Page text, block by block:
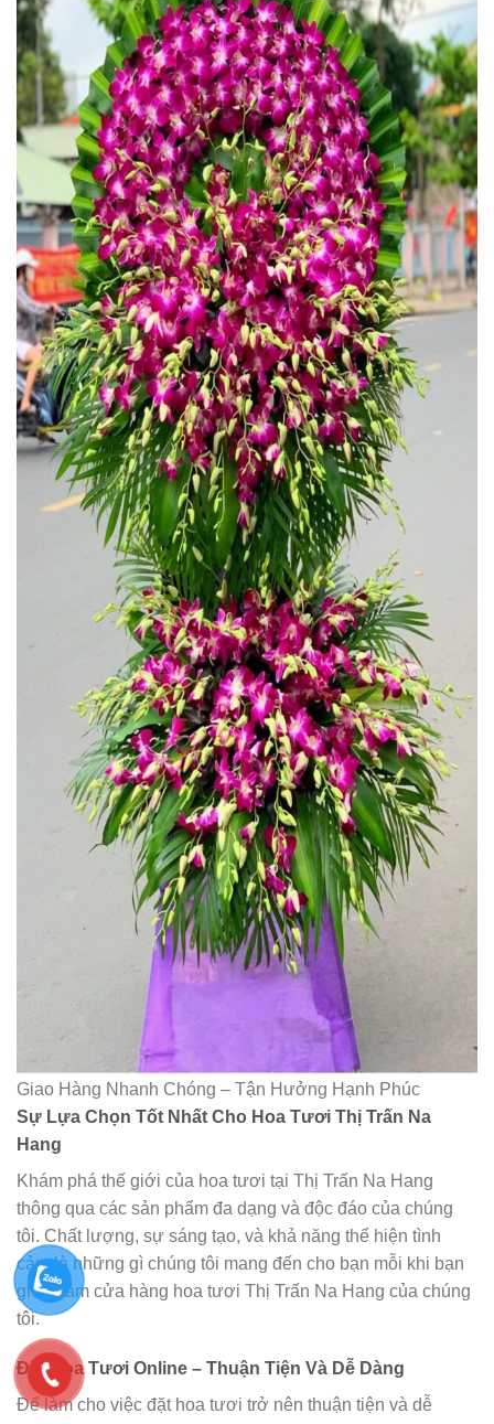
Giao Hàng Nhanh Chóng – Tận Hưởng Hạnh Phúc
Sự Lựa Chọn Tốt Nhất Cho Hoa Tươi Thị Trấn Na
Hang
Khám phá thế giới của hoa tươi tại Thị Trấn Na Hang
thông qua các sản phẩm đa dạng và độc đáo của chúng
tôi. Chất lượng, sự sáng tạo, và khả năng thể hiện tình
cảm là những gì chúng tôi mang đến cho bạn mỗi khi bạn
ghé thăm cửa hàng hoa tươi Thị Trấn Na Hang của chúng
tôi.
Đặt Hoa Tươi Online – Thuận Tiện Và Dễ Dàng
Để làm cho việc đặt hoa tươi trở nên thuận tiện và dễ